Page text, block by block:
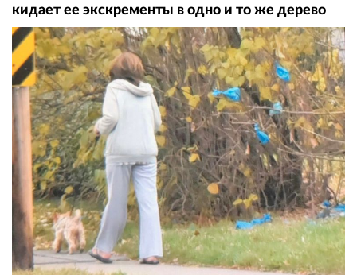
кидает ее экскременты в одно и то же дерево